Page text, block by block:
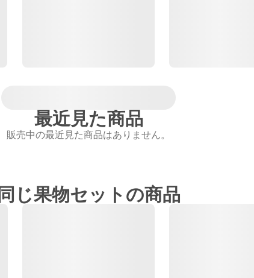
最近見た商品
販売中の最近見た商品はありません。
同じ果物セットの商品